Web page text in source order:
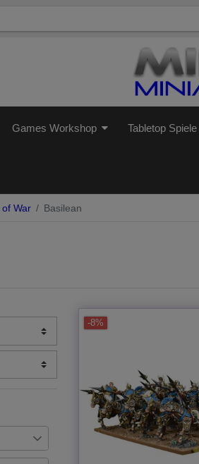
Games Workshop Tabletop Spiele
of War Basilean
-8%